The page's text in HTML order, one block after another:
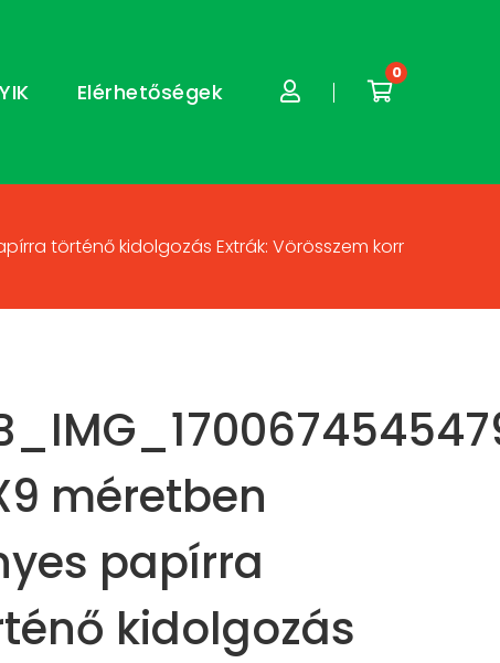
Elérhetőségek
0
történő kidolgozás Extrák: Vörösszem korr
méretben
papírra
kidolgozás